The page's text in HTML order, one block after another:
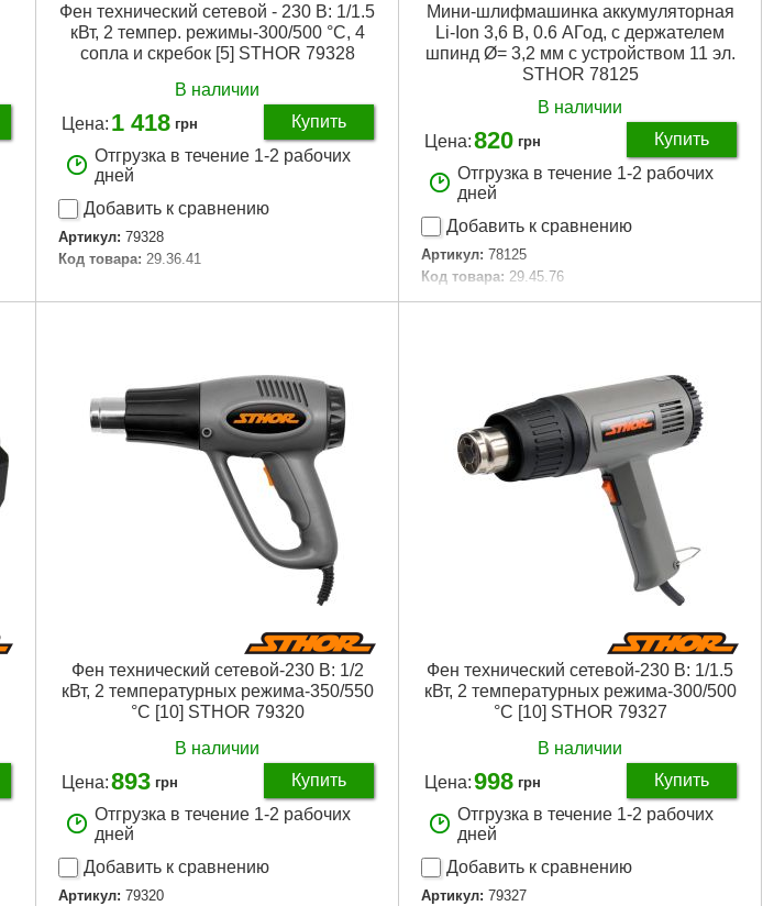
Фен технический сетевой - 230 В: 1/1.5
кВт, 2 темпер. режимы-300/500 °C, 4
сопла и скребок [5] STHOR 79328
В наличии
Цена: 1 418 грн
Купить
Отгрузка в течение 1-2 рабочих
дней
Добавить к сравнению
Артикул: 79328
Код товара: 29.36.41
Подробнее...
Мини-шлифмашинка аккумуляторная
Li-Ion 3,6 В, 0.6 АГод, с держателем
шпинд Ø= 3,2 мм с устройством 11 эл.
STHOR 78125
В наличии
Цена:820 грн
Купить
Отгрузка в течение 1-2 рабочих
дней
Добавить к сравнению
Артикул: 78125
Код товара: 29.45.76
Фен технический сетевой-230 В: 1/2
кВт, 2 температурных режима-350/550
°C [10] STHOR 79320
В наличии
Цена:893 грн
Купить
Отгрузка в течение 1-2 рабочих
дней
Добавить к сравнению
Артикул: 79320
Фен технический сетевой-230 В: 1/1.5
кВт, 2 температурных режима-300/500
°C [10] STHOR 79327
В наличии
Цена:998 грн
Купить
Отгрузка в течение 1-2 рабочих
дней
Добавить к сравнению
Артикул: 79327